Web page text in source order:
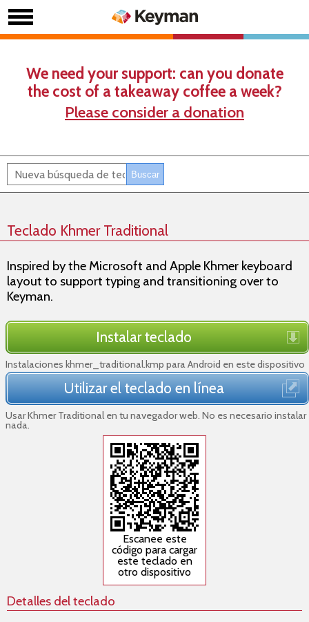
We need your support: can you donate
the cost of a takeaway coffee a week?
Please consider a donation
Teclado Khmer Traditional
Inspired by the Microsoft and Apple Khmer keyboard
layout to support typing and transitioning over to
Keyman.
Instalar teclado
Instalaciones khmer_traditional.kmp para Android en este dispositivo
Utilizar el teclado en línea
Usar Khmer Traditional en tu navegador web. No es necesario instalar
nada.
Escanee este
código para cargar
este teclado en
otro dispositivo
Detalles del teclado